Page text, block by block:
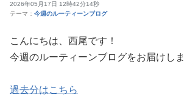
2026年05月17日 12時42分14秒
テーマ： 今週のルーティーンブログ
こんにちは、西尾です！
今週のルーティーンブログをお届けしま
過去分はこちら